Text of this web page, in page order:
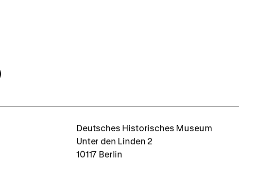
To
LetterboxdDeutsches Historisches Museum
Unter den Linden 2
10117 Berlin